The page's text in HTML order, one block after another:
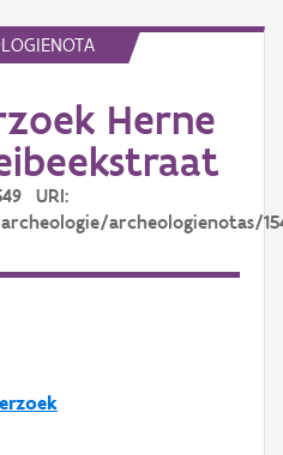
Herne
URI:
archeologienotas/